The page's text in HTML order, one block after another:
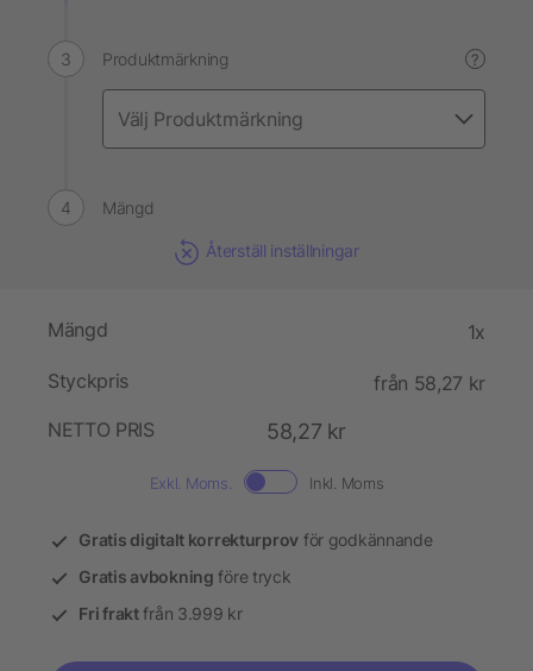
Produktmärkning ?
Mängd
Återställ inställningar
Mängd 1x
Styckpris
från 58,27 kr
NETTO PRIS
58,27 kr
Exkl. Moms. Inkl. Moms
Gratis digitalt korrekturprov för godkännande
Gratis avbokning före tryck
Fri fraktfrån 3.999 kr